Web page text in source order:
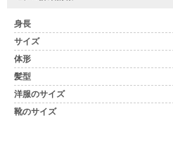
身長
サイズ
体形
髪型
洋服のサイズ
靴のサイズ